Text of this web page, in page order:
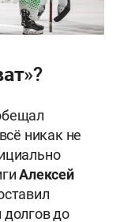
никак не
Алексей
долгов до